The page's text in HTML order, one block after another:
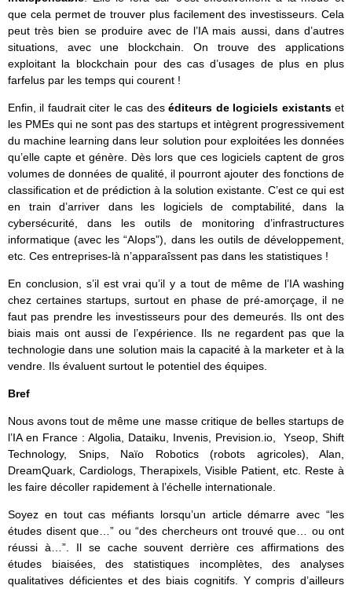
que cela permet de trouver plus facilement des investisseurs. Cela
peut très bien se produire avec de l’IA mais aussi, dans d’autres
situations, avec une blockchain. On trouve des applications
exploitant la blockchain pour des cas d’usages de plus en plus
farfelus par les temps qui courent !
Enfin, il faudrait citer le cas deséditeurs de logiciels existantset
les PMEs qui ne sont pas des startups et intègrent progressivement
du machine learning dans leur solution pour exploitées les données
qu’elle capte et génère. Dès lors que ces logiciels captent de gros
volumes de données de qualité, il pourront ajouter des fonctions de
classification et de prédiction à la solution existante. C’est ce qui est
en train d’arriver dans les logiciels de comptabilité, dans la
cybersécurité, dans les outils de monitoring d’infrastructures
informatique (avec les “AIops”), dans les outils de développement,
etc. Ces entreprises-là n’apparaîssent pas dans les statistiques !
En conclusion, s’il est vrai qu’il y a tout de même de l’IA washing
chez certaines startups, surtout en phase de pré-amorçage, il ne
faut pas prendre les investisseurs pour des demeurés. Ils ont des
biais mais ont aussi de l’expérience. Ils ne regardent pas que la
technologie dans une solution mais la capacité à la marketer et à la
vendre. Ils évaluent surtout le potentiel des équipes.
Bref
Nous avons tout de même une masse critique de belles startups de
l’IA en France : Algolia, Dataiku, Invenis, Prevision.io, Yseop, Shift
Technology, Snips, Naïo Robotics (robots agricoles), Alan,
DreamQuark, Cardiologs, Therapixels, Visible Patient, etc. Reste à
les faire décoller rapidement à l’échelle internationale.
Soyez en tout cas méfiants lorsqu’un article démarre avec “les
études disent que…” ou “des chercheurs ont trouvé que… ou ont
réussi à…”. Il se cache souvent derrière ces affirmations des
études biaisées, des statistiques incomplètes, des analyses
qualitatives déficientes et des biais cognitifs. Y compris d’ailleurs